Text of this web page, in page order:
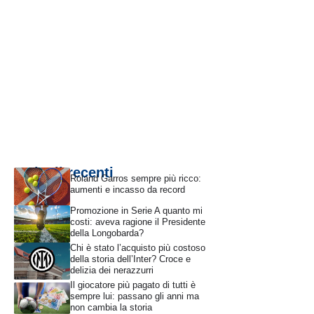
Articoli recentiRoland Garros sempre più ricco:
aumenti e incasso da record
Promozione in Serie A quanto mi
costi: aveva ragione il Presidente
della Longobarda?
Chi è stato l’acquisto più costoso
della storia dell’Inter? Croce e
delizia dei nerazzurri
Il giocatore più pagato di tutti è
sempre lui: passano gli anni ma
non cambia la storia